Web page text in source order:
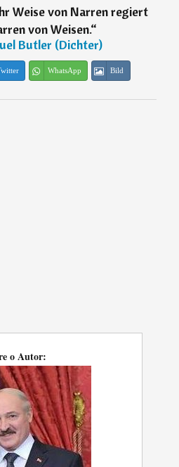
Weise von Narren regiert
von Weisen.“
Butler (Dichter)
WhatsApp Bild
o Autor: